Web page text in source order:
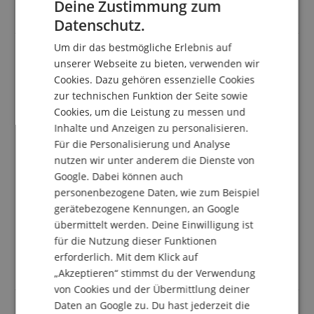
abgeben.
Das Akkordeon hat einen sehr guten Klang
Bewertung vonChristinevom 08.07.2024
Bewertung des Artikels als Neuprodukt
Meine 6jährige Enkelin war sofort begeistert von
diesem Akkordeon und sagte gleich, dass es viel
besser klingt als das vorige Spielzeugakkordeon. Sie
kann es gut handhaben und spielt mit großer Freude
darauf. Auch ihre Lehrerin ist damit zufrieden. Die
Beratung von dem zuständigen Mitarbeiter von
Kirstein war sehr gut und sehr aussagekräftig und die
Kaufabwicklung unkompliziert und schnell. Ich bin
sehr zufrieden und würde das Musikhaus Kirstein
wieder wählen.
FRENCH
ITALIAN
SPANISH
Deine Zustimmung zum
Datenschutz.
Um dir das bestmögliche Erlebnis auf
unserer Webseite zu bieten, verwenden wir
Cookies. Dazu gehören essenzielle Cookies
zur technischen Funktion der Seite sowie
Cookies, um die Leistung zu messen und
Inhalte und Anzeigen zu personalisieren.
Für die Personalisierung und Analyse
nutzen wir unter anderem die Dienste von
Google. Dabei können auch
personenbezogene Daten, wie zum Beispiel
gerätebezogene Kennungen, an Google
übermittelt werden. Deine Einwilligung ist
für die Nutzung dieser Funktionen
erforderlich. Mit dem Klick auf
„Akzeptieren“ stimmst du der Verwendung
von Cookies und der Übermittlung deiner
Daten an Google zu. Du hast jederzeit die